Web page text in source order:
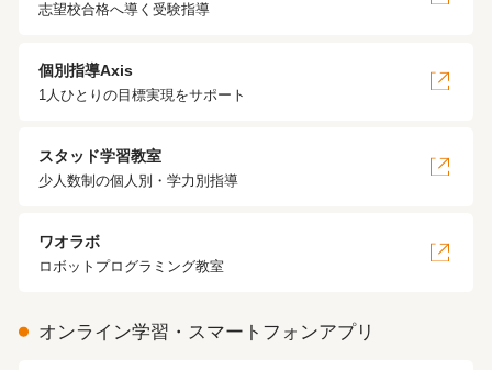
志望校合格へ導く受験指導
個別指導Axis
1人ひとりの目標実現をサポート
スタッド学習教室
少人数制の個人別・学力別指導
ワオラボ
ロボットプログラミング教室
オンライン学習・スマートフォンアプリ